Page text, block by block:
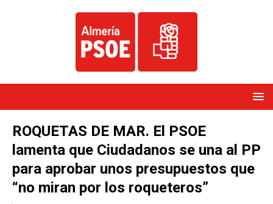
ROQUETAS DE MAR. El PSOE
lamenta que Ciudadanos se una al PP
para aprobar unos presupuestos que
“no miran por los roqueteros”